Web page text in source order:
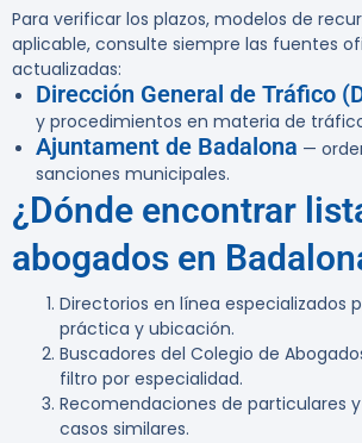
Para verificar los plazos, modelos de
aplicable, consulte siempre las fuentes
actualizadas:
Dirección General de Tráfico
y procedimientos en materia de
Ajuntament de Badalona —
sanciones municipales.
¿Dónde encontrar
abogados en
Directorios en línea especializados
práctica y ubicación.
Buscadores del Colegio de
filtro por especialidad.
Recomendaciones de particulares
casos similares.